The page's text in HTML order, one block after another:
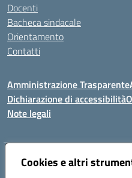
Cookies e altri
Docenti
Bacheca sindacale
Orientamento
Contatti
Amministrazione Trasparente
Dichiarazione di accessibilità
Note legali
Indirizzo:Viale P. Togliatti snc